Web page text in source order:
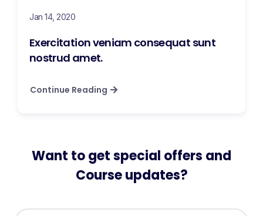
Jan 14, 2020
Exercitation veniam consequat sunt
nostrud amet.
Continue Reading
Want to get special offers and
Course updates?